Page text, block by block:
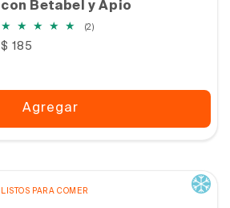
con Betabel y Apio
(2)2
Precio
$ 185
Agregar
LISTOS PARA COMER